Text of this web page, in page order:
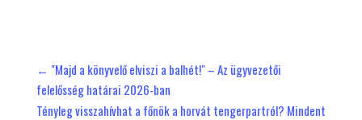
← "Majd a könyvelő elviszi a balhét!" – Az ügyvezetői
felelősség határai 2026-ban
Tényleg visszahívhat a főnök a horvát tengerpartról? Mindent